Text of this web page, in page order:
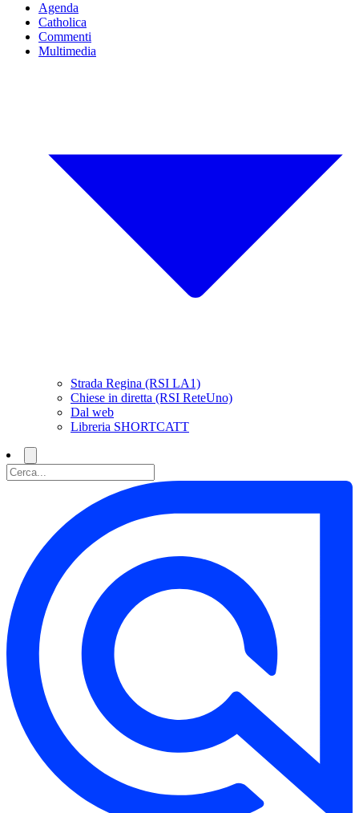
Agenda
Catholica
Commenti
Multimedia
Strada Regina (RSI LA1)
Chiese in diretta (RSI ReteUno)
Dal web
Libreria SHORTCATT